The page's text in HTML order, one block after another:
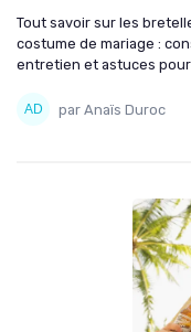
Tout savoir sur les
costume de mariage :
entretien et astuces pour
par Anaïs Duroc